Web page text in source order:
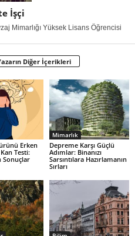
İşçi
Mimarlığı Yüksek Lisans Öğrencisi
Diğer İçerikleri
Erken
Testi:
Sonuçlar
Mimarlık
Depreme Karşı Güçlü
Adımlar: Binanızı
Sarsıntılara Hazırlamanın
Sırları